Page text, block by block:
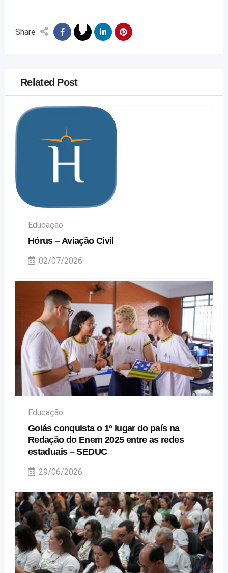
Share
Related Post
Educação
Hórus – Aviação Civil
02/07/2026
Educação
Goiás conquista o 1º lugar do país na
Redação do Enem 2025 entre as redes
estaduais – SEDUC
29/06/2026